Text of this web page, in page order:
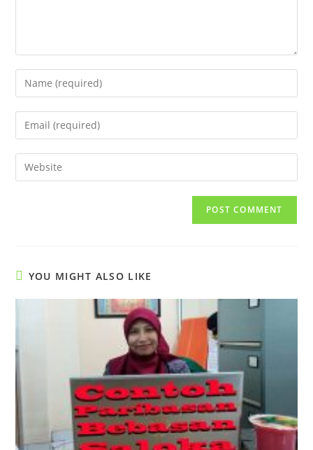
Enter
your
name
comment
Enter
your
email
address
Enter
your
YOU MIGHT ALSO LIKE